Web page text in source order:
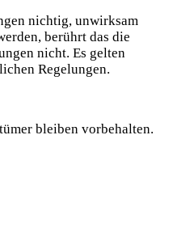
nichtig, unwirksam
berührt das die
nicht. Es gelten
Regelungen.
bleiben vorbehalten.